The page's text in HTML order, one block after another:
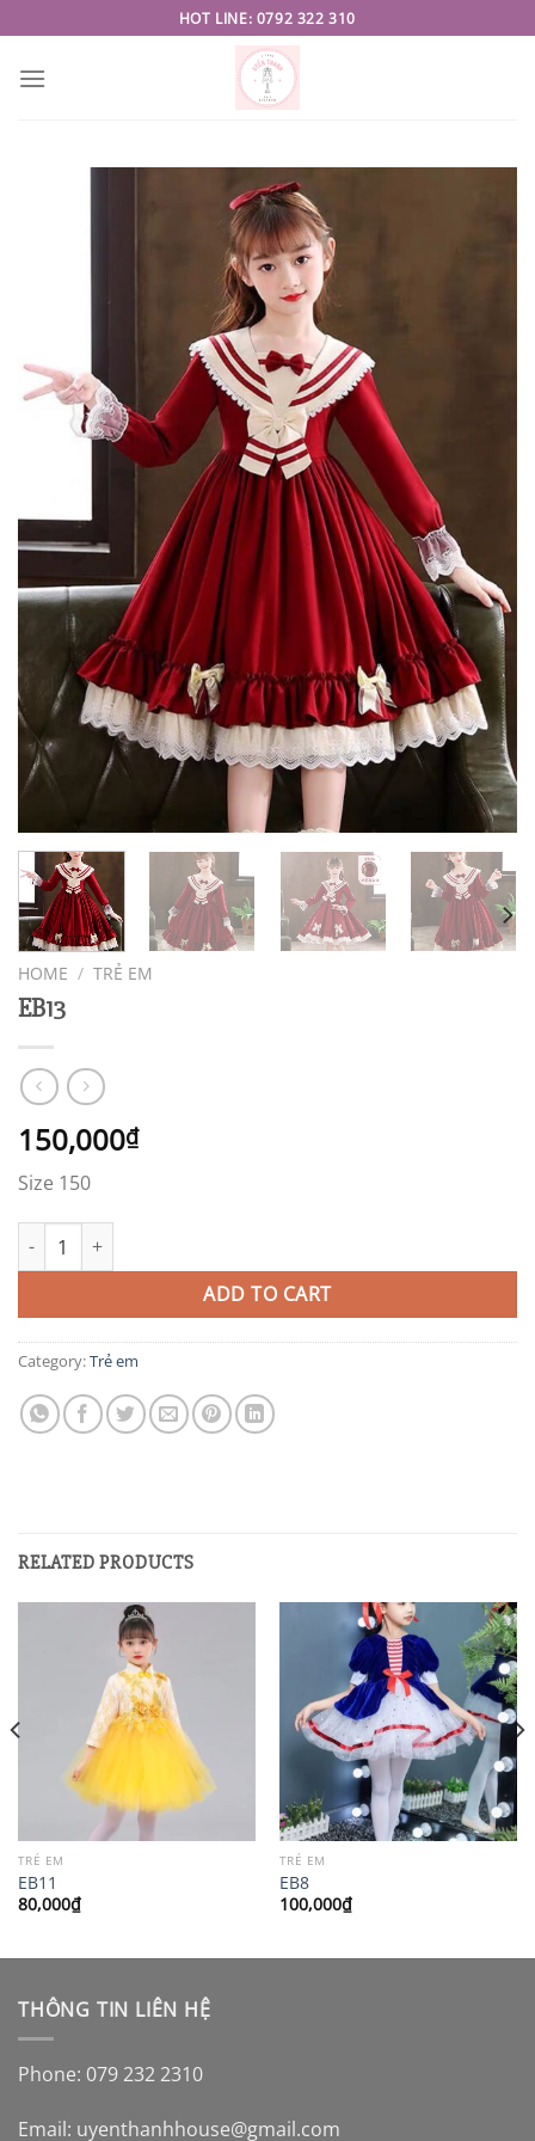
to
content
HOT LINE: 0792 322 310
HOME / TRẺ EM
EB13
150,000₫
Size 150
EB13 quantity
ADD TO CART
Category:Trẻ em
RELATED PRODUCTS
TRẺ EM
EB11
80,000₫
TRẺ EM
EB8
100,000₫
THÔNG TIN LIÊN HỆ
Phone: 079 232 2310
Email: uyenthanhhouse@gmail.com